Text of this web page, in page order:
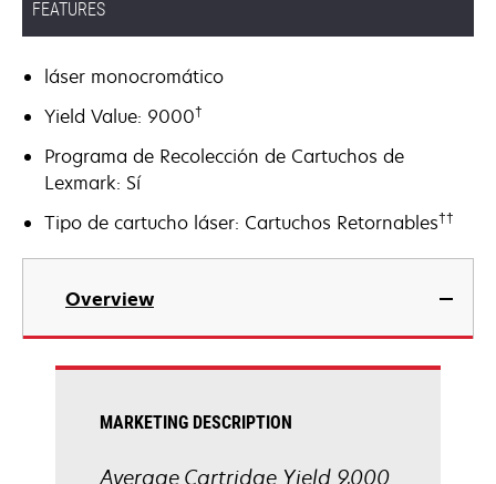
FEATURES
láser monocromático
Yield Value: 9000†
Programa de Recolección de Cartuchos de
Lexmark: Sí
Tipo de cartucho láser: Cartuchos Retornables††
Overview
MARKETING DESCRIPTION
Average Cartridge Yield 9,000